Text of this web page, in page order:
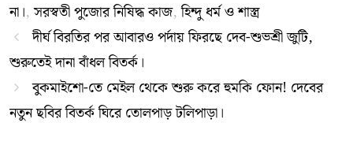
না।,সরস্বতী পুজোর নিষিদ্ধ কাজ,হিন্দু ধর্ম ও শাস্ত্র
দীর্ঘ বিরতির পর আবারও পর্দায় ফিরছে দেব-শুভশ্রী জুটি,
শুরুতেই দানা বাঁধল বিতর্ক।
বুকমাইশো-তে মেইল থেকে শুরু করে হুমকি ফোন! দেবের
নতুন ছবির বিতর্ক ঘিরে তোলপাড় টলিপাড়া।